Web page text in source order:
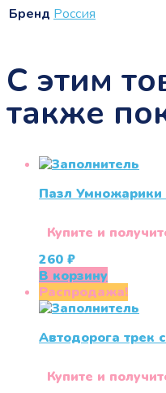
Бренд Россия
С этим
также
Пазл Умножарики
Купите и
260 ₽
В корзину
Распродажа!
Автодорога трек
Купите и